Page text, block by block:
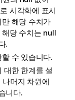
시각화에 표시
해당 수치가
해당 수치는 null
.
수 있습니다.
대한 한계를 설
나머지 차원에
니다.